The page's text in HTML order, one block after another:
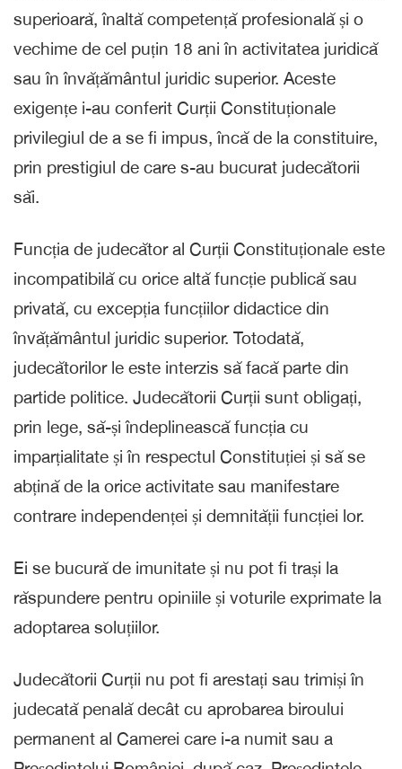
superioară, înaltă competență profesională și o
vechime de cel puțin 18 ani în activitatea juridică
sau în învățământul juridic superior. Aceste
exigențe i-au conferit Curții Constituționale
privilegiul de a se fi impus, încă de la constituire,
prin prestigiul de care s-au bucurat judecătorii
săi.
Funcția de judecător al Curții Constituționale este
incompatibilă cu orice altă funcție publică sau
privată, cu excepția funcțiilor didactice din
învățământul juridic superior. Totodată,
judecătorilor le este interzis să facă parte din
partide politice. Judecătorii Curții sunt obligați,
prin lege, să-și îndeplinească funcția cu
imparțialitate și în respectul Constituției și să se
abțină de la orice activitate sau manifestare
contrare independenței și demnității funcției lor.
Ei se bucură de imunitate și nu pot fi trași la
răspundere pentru opiniile și voturile exprimate la
adoptarea soluțiilor.
Judecătorii Curții nu pot fi arestați sau trimiși în
judecată penală decât cu aprobarea biroului
permanent al Camerei care i-a numit sau a